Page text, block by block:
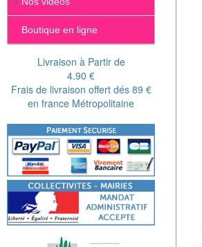
Boutique en ligne
Livraison à Partir de
4.90 €
Frais de livraison offert dés 89 €
en france Métropolitaine